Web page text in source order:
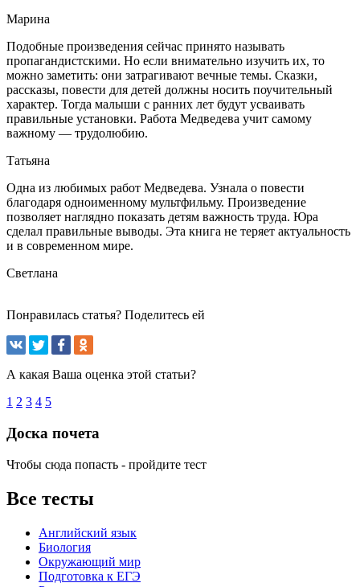
Марина
Подобные произведения сейчас принято называть
пропагандистскими. Но если внимательно изучить их, то
можно заметить: они затрагивают вечные темы. Сказки,
рассказы, повести для детей должны носить поучительный
характер. Тогда малыши с ранних лет будут усваивать
правильные установки. Работа Медведева учит самому
важному — трудолюбию.
Татьяна
Одна из любимых работ Медведева. Узнала о повести
благодаря одноименному мультфильму. Произведение
позволяет наглядно показать детям важность труда. Юра
сделал правильные выводы. Эта книга не теряет актуальность
и в современном мире.
Светлана
Понравилась статья? Поделитесь ей
А какая Ваша оценка этой статьи?
1 2 3 4 5
Доска почета
Чтобы сюда попасть - пройдите тест
Все тесты
Английский язык
Биология
Окружающий мир
Подготовка к ЕГЭ